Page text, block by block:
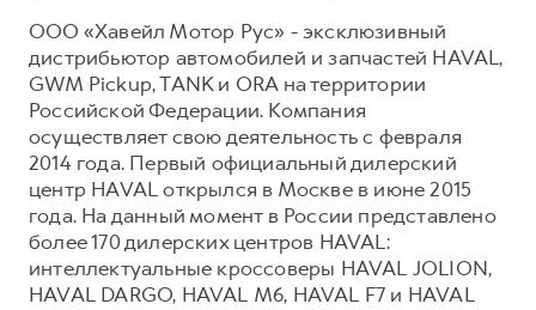
ООО «Хавейл Мотор Рус» - эксклюзивный
дистрибьютор автомобилей и запчастей HAVAL,
GWM Pickup, TANK и ORA на территории
Российской Федерации. Компания
осуществляет свою деятельность с февраля
2014 года. Первый официальный дилерский
центр HAVAL открылся в Москве в июне 2015
года. На данный момент в России представлено
более 170 дилерских центров HAVAL:
интеллектуальные кроссоверы HAVAL JOLION,
HAVAL DARGO, HAVAL М6, HAVAL F7 и HAVAL